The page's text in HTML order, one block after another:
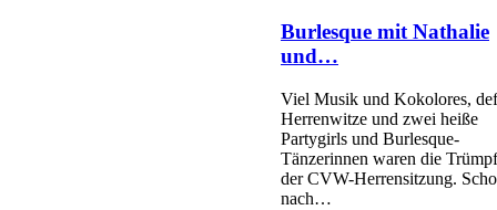
Burlesque mit Nathalie
und…
Viel Musik und Kokolores,
Herrenwitze und zwei heiße
Partygirls und Burlesque-
Tänzerinnen waren die
der CVW-Herrensitzung.
nach…